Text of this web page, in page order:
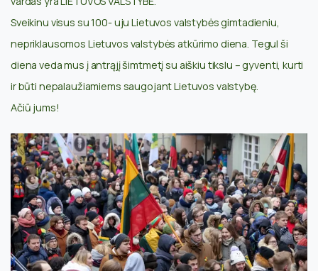
Sveikinu visus su 100- uju Lietuvos valstybės gimtadieniu,
nepriklausomos Lietuvos valstybės atkūrimo diena. Tegul ši
diena veda mus į antrąjį šimtmetį su aiškiu tikslu – gyventi, kurti
ir būti nepalaužiamiems saugojant Lietuvos valstybę.
Ačiū jums!